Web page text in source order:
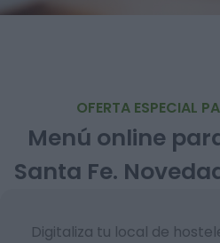
OFERTA ESPECIAL
Menú online
Santa Fe.
Digitaliza tu local de